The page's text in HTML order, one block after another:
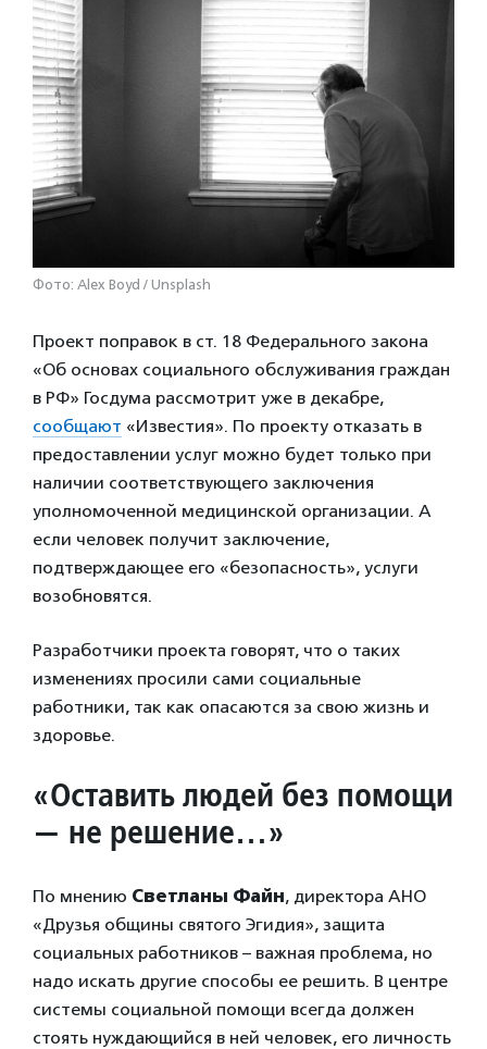
Фото: Alex Boyd / Unsplash
Проект поправок в ст. 18 Федерального закона
«Об основах социального обслуживания граждан
в РФ» Госдума рассмотрит уже в декабре,
сообщают «Известия». По проекту отказать в
предоставлении услуг можно будет только при
наличии соответствующего заключения
уполномоченной медицинской организации. А
если человек получит заключение,
подтверждающее его «безопасность», услуги
возобновятся.
Разработчики проекта говорят, что о таких
изменениях просили сами социальные
работники, так как опасаются за свою жизнь и
здоровье.
«Оставить людей без помощи
— не решение…»
По мнению Светланы Файн, директора АНО
«Друзья общины святого Эгидия», защита
социальных работников – важная проблема, но
надо искать другие способы ее решить. В центре
системы социальной помощи всегда должен
стоять нуждающийся в ней человек, его личность